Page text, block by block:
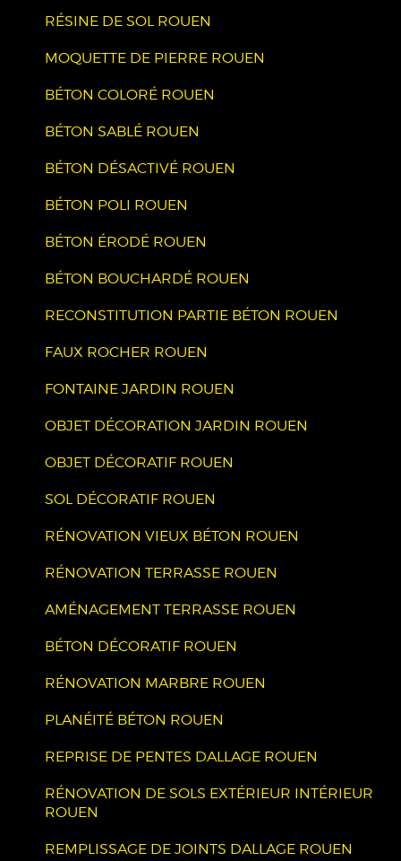
RÉSINE DE SOL ROUEN
MOQUETTE DE PIERRE ROUEN
BÉTON COLORÉ ROUEN
BÉTON SABLÉ ROUEN
BÉTON DÉSACTIVÉ ROUEN
BÉTON POLI ROUEN
BÉTON ÉRODÉ ROUEN
BÉTON BOUCHARDÉ ROUEN
RECONSTITUTION PARTIE BÉTON ROUEN
FAUX ROCHER ROUEN
FONTAINE JARDIN ROUEN
OBJET DÉCORATION JARDIN ROUEN
OBJET DÉCORATIF ROUEN
SOL DÉCORATIF ROUEN
RÉNOVATION VIEUX BÉTON ROUEN
RÉNOVATION TERRASSE ROUEN
AMÉNAGEMENT TERRASSE ROUEN
BÉTON DÉCORATIF ROUEN
RÉNOVATION MARBRE ROUEN
PLANÉITÉ BÉTON ROUEN
REPRISE DE PENTES DALLAGE ROUEN
RÉNOVATION DE SOLS EXTÉRIEUR INTÉRIEUR
ROUEN
REMPLISSAGE DE JOINTS DALLAGE ROUEN